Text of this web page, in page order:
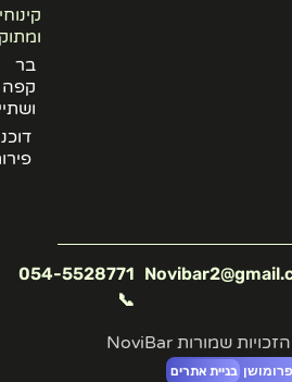
קינוחים
ומתוקים
קפה
ושתייה
דוכני
פירות
054-5528771
בניית אתרים